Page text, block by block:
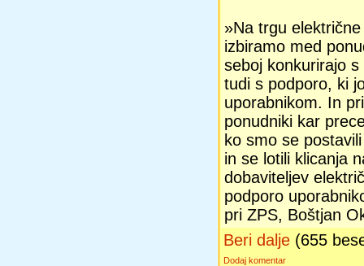
»Na trgu
izbiramo med
seboj konkurirajo
tudi s podporo, ki
uporabnikom. In
ponudniki kar
ko smo se
in se lotili klicanja
dobaviteljev
podporo
pri ZPS, Boštjan
Beri dalje (655
Dodaj komentar